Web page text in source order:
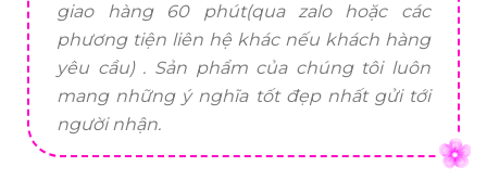
giao hàng 60 phút(qua zalo hoặc các
phương tiện liên hệ khác nếu khách hàng
yêu cầu) . Sản phẩm của chúng tôi luôn
mang những ý nghĩa tốt đẹp nhất gửi tới
người nhận.